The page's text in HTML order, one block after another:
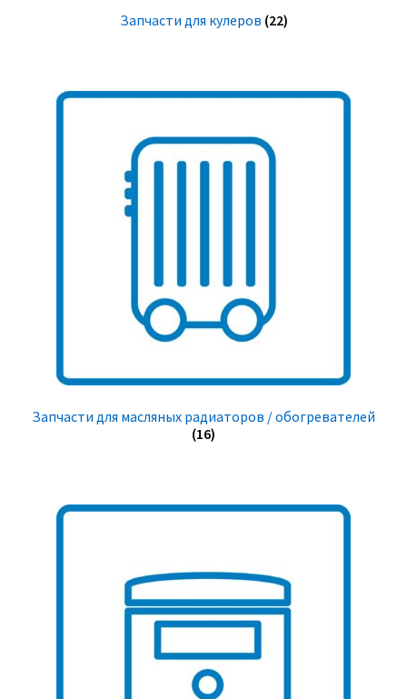
Запчасти для кулеров (22)
Запчасти для масляных радиаторов / обогревателей
(16)